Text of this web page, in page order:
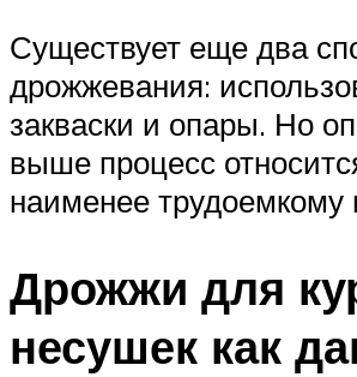
Существует еще два
дрожжевания:
закваски и опары. Но
выше процесс
наименее трудоемкому
Дрожжи для
несушек как